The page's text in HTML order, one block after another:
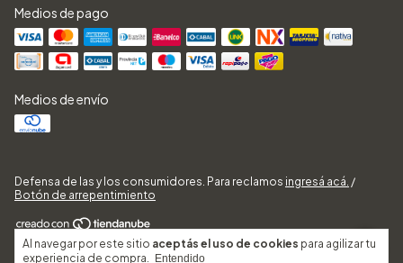
Al navegar por este sitio aceptás el uso de cookies para agilizar tu
experiencia de compra.
Entendido
Medios de pago
Medios de envío
Defensa de las y los consumidores. Para reclamos ingresá acá. /
Botón de arrepentimiento
Copyright BAZAR SALE - 2026. Todos los derechos reservados.